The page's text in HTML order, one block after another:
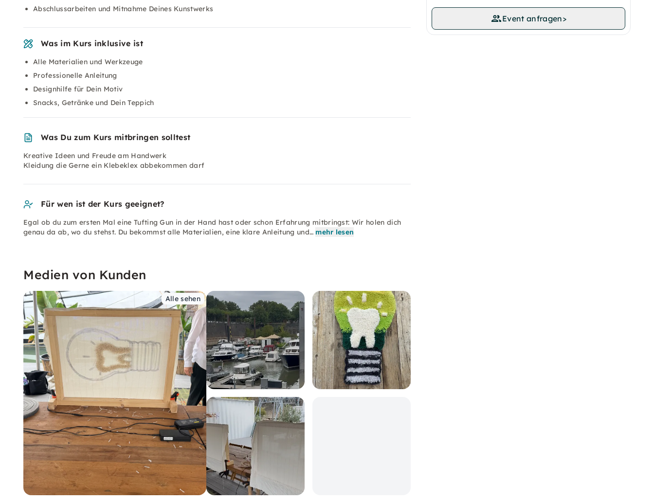
Event anfragen>
Abschlussarbeiten und Mitnahme Deines Kunstwerks
Was im Kurs inklusive ist
Alle Materialien und Werkzeuge
Professionelle Anleitung
Designhilfe für Dein Motiv
Snacks, Getränke und Dein Teppich
Was Du zum Kurs mitbringen solltest
Kreative Ideen und Freude am Handwerk
Kleidung die Gerne ein Klebeklex abbekommen darf
Für wen ist der Kurs geeignet?
Egal ob du zum ersten Mal eine Tufting Gun in der Hand hast oder schon Erfahrung mitbringst: Wir holen dich
genau da ab, wo du stehst. Du bekommst alle Materialien, eine klare Anleitung und… mehr lesen
Medien von Kunden
Alle sehen